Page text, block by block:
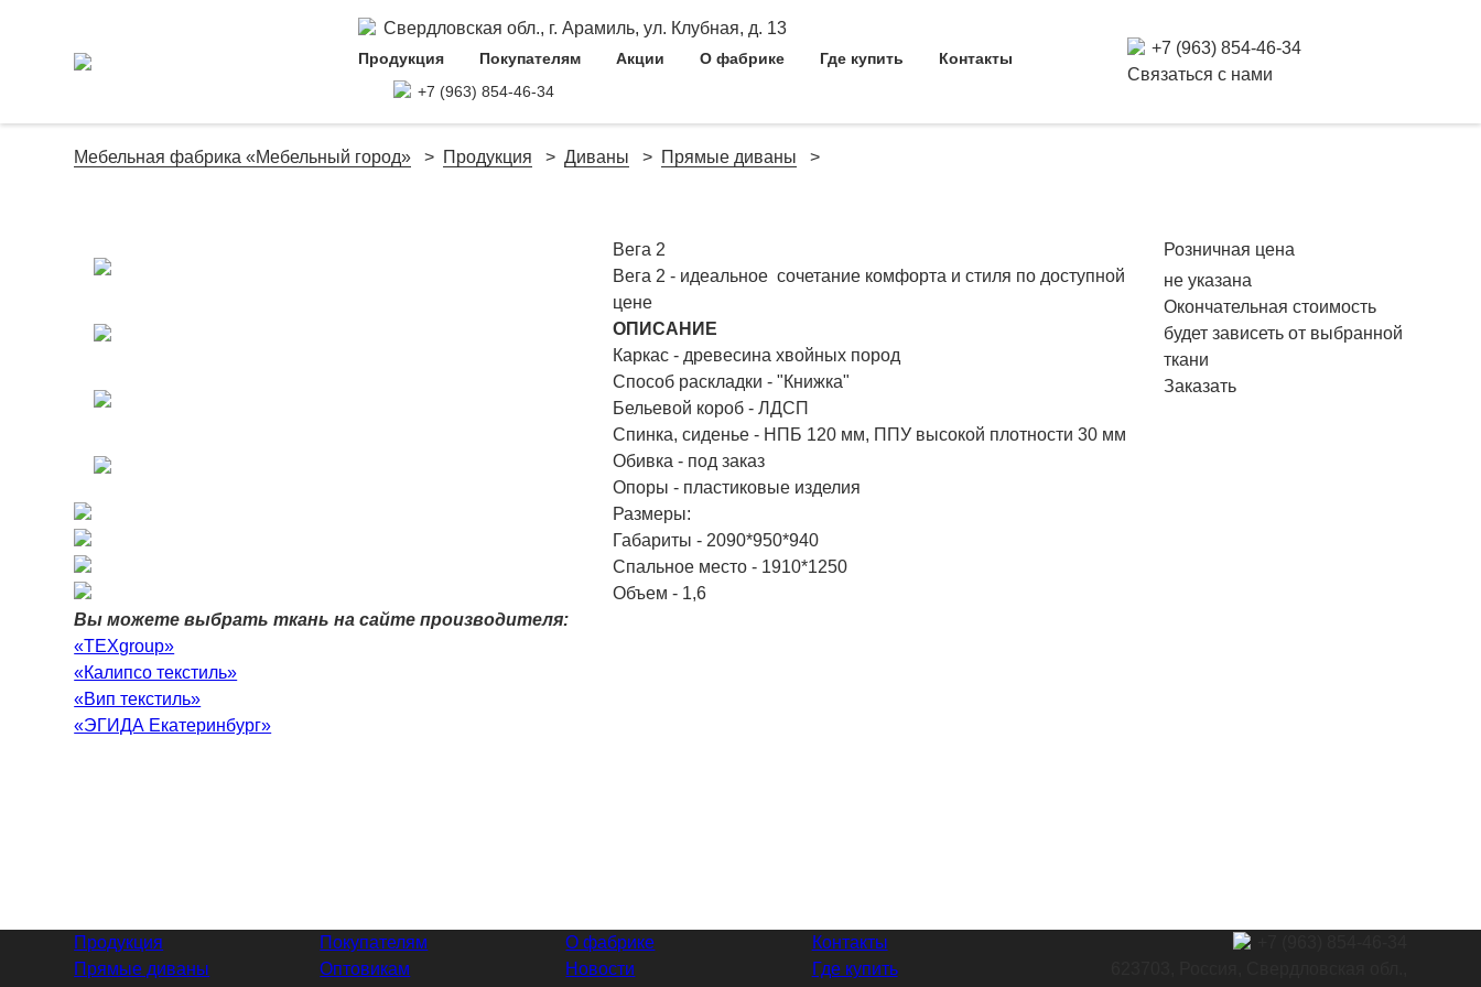
Свердловская обл., г. Арамиль, ул. Клубная, д. 13
Продукция Покупателям Акции О фабрике Где купить
Контакты
+7 (963) 854-46-34
+7 (963) 854-46-34
Связаться с нами
Мебельная фабрика «Мебельный город» Продукция Диваны Прямые диваны
Вы можете выбрать ткань на сайте производителя:
«TEXgroup»
«Калипсо текстиль»
«Вип текстиль»
«ЭГИДА Екатеринбург»
Вега 2
Вега 2 - идеальное сочетание комфорта и стиля по доступной
цене
ОПИСАНИЕ
Каркас - древесина хвойных пород
Способ раскладки - "Книжка"
Бельевой короб - ЛДСП
Спинка, сиденье - НПБ 120 мм, ППУ высокой плотности 30 мм
Обивка - под заказ
Опоры - пластиковые изделия
Размеры:
Габариты - 2090*950*940
Спальное место - 1910*1250
Объем - 1,6
Розничная цена
не указана
Окончательная стоимость
будет зависеть от выбранной
ткани
Заказать
Продукция
Прямые диваны
Покупателям
Оптовикам
О фабрике
Новости
Контакты
Где купить